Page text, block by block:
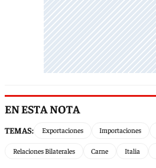
EN ESTA NOTA
TEMAS: Exportaciones Importaciones
Relaciones Bilaterales Carne Italia